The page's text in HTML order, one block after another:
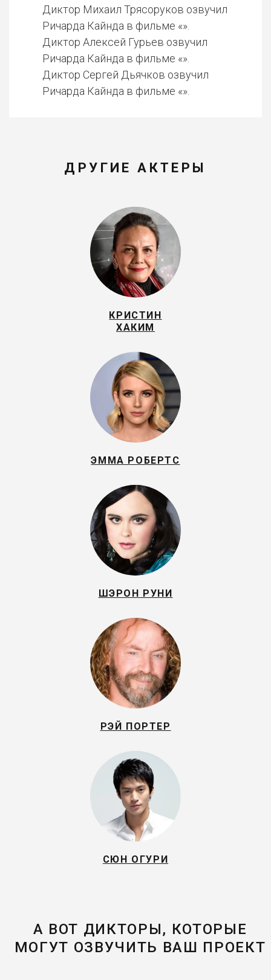
Диктор Михаил Трясоруков озвучил
Ричарда Кайнда в фильме «».
Диктор Алексей Гурьев озвучил
Ричарда Кайнда в фильме «».
Диктор Сергей Дьячков озвучил
Ричарда Кайнда в фильме «».
ДРУГИЕ АКТЕРЫ
КРИСТИН
ХАКИМ
ЭММА РОБЕРТС
ШЭРОН РУНИ
РЭЙ ПОРТЕР
СЮН ОГУРИ
А ВОТ ДИКТОРЫ, КОТОРЫЕ
МОГУТ ОЗВУЧИТЬ ВАШ ПРОЕКТ